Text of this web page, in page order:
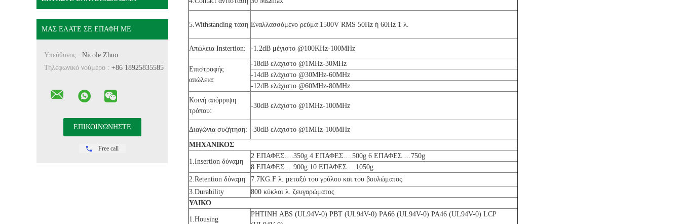
ΜΑΣ ΕΛΆΤΕ ΣΕ ΕΠΑΦΉ ΜΕ
Υπεύθυνος : Nicole Zhuo
Τηλεφωνικό νούμερο : +86 18925835585
Free call
5.Withstanding τάση Εναλλασσόμενο ρεύμα 1500V RMS 50Hz ή 60Hz 1 λ.
Απώλεια Instertion: -1.2dB μέγιστο @100KHz-100MHz
Επιστροφής
απώλεια:
-18dB ελάχιστο @1MHz-30MHz
-14dB ελάχιστο @30MHz-60MHz
-12dB ελάχιστο @60MHz-80MHz
Κοινή απόρριψη
τρόπου:
-30dB ελάχιστο @1MHz-100MHz
Διαγώνια συζήτηση: -30dB ελάχιστο @1MHz-100MHz
ΜΗΧΑΝΙΚΟΣ
1.Insertion δύναμη
2 ΕΠΑΦΕΣ….350g 4 ΕΠΑΦΕΣ….500g 6 ΕΠΑΦΕΣ….750g
8 ΕΠΑΦΕΣ….900g 10 ΕΠΑΦΕΣ….1050g
2.Retention δύναμη
7.7KG.F λ. μεταξύ του γρύλου και του βουλώματος
3.Durability
800 κύκλοι λ. ζευγαρώματος
ΥΛΙΚΟ
1.Housing
ΡΗΤΙΝΗ ABS (UL94V-0) PBT (UL94V-0) PA66 (UL94V-0) PA46 (UL94V-0) LCP